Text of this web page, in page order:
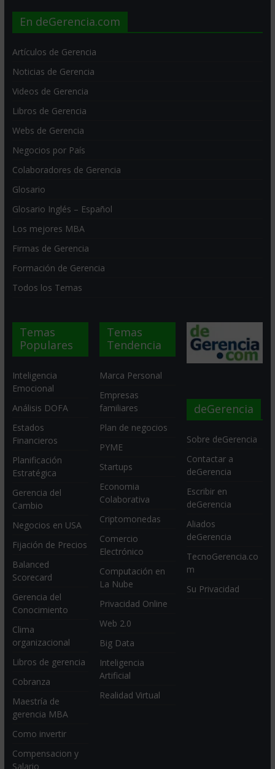
En deGerencia.com
Artículos de Gerencia
Noticias de Gerencia
Videos de Gerencia
Libros de Gerencia
Webs de Gerencia
Negocios por País
Colaboradores de Gerencia
Glosario
Glosario Inglés – Español
Los mejores MBA
Firmas de Gerencia
Formación de Gerencia
Todos los Temas
Temas
Populares
Inteligencia
Emocional
Análisis DOFA
Estados
Financieros
Planificación
Estratégica
Gerencia del
Cambio
Negocios en USA
Fijación de Precios
Balanced
Scorecard
Gerencia del
Conocimiento
Clima
organizacional
Libros de gerencia
Cobranza
Maestría de
gerencia MBA
Como invertir
Compensacion y
Salario
Temas
Tendencia
Marca Personal
Empresas
familiares
Plan de negocios
PYME
Startups
Economia
Colaborativa
Criptomonedas
Comercio
Electrónico
Computación en
La Nube
Privacidad Online
Web 2.0
Big Data
Inteligencia
Artificial
Realidad Virtual
deGerencia
Sobre deGerencia
Contactar a
deGerencia
Escribir en
deGerencia
Aliados
deGerencia
TecnoGerencia.co
m
Su Privacidad